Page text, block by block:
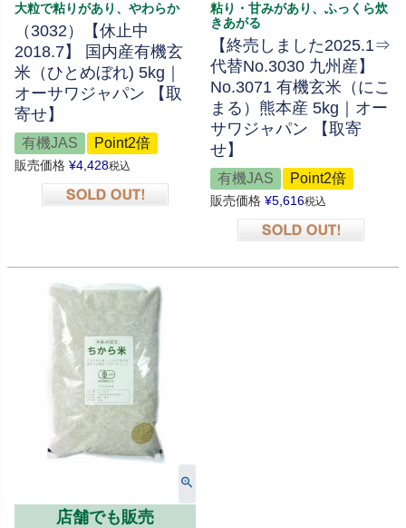
大粒で粘りがあり、やわらか
（3032）【休止中
2018.7】 国内産有機玄
米（ひとめぼれ) 5kg｜
オーサワジャパン 【取
寄せ】
有機JAS Point2倍
販売価格 ¥4,428税込
粘り・甘みがあり、ふっくら炊
きあがる
【終売しました2025.1⇒
代替No.3030 九州産】
No.3071 有機玄米（にこ
まる）熊本産 5kg｜オー
サワジャパン 【取寄
せ】
有機JAS Point2倍
販売価格 ¥5,616税込
店舗でも販売